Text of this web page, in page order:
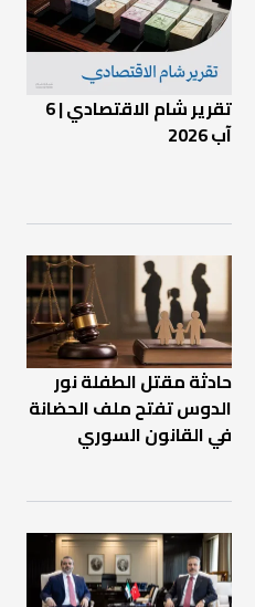
تقرير شام الاقتصادي | 6
آب 2026
حادثة مقتل الطفلة نور
الدوس تفتح ملف الحضانة
في القانون السوري